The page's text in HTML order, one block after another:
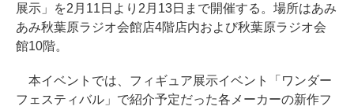
展示」を2月11日より2月13日まで開催する。場所はあみ
あみ秋葉原ラジオ会館店4階店内および秋葉原ラジオ会
館10階。
本イベントでは、フィギュア展示イベント「ワンダー
フェスティバル」で紹介予定だった各メーカーの新作フ